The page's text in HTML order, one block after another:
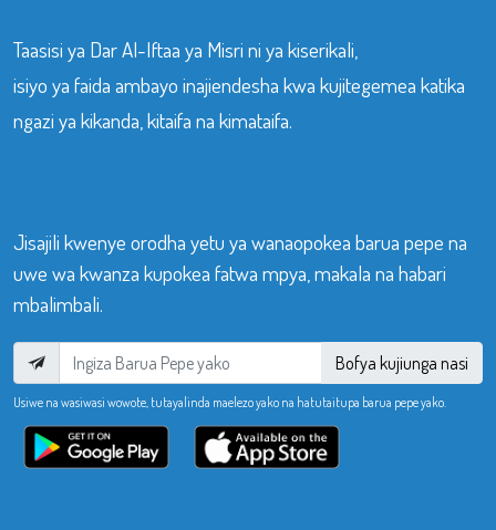
Taasisi ya Dar Al-Iftaa ya Misri ni ya kiserikali,
isiyo ya faida ambayo inajiendesha kwa kujitegemea katika
ngazi ya kikanda, kitaifa na kimataifa.
Jisajili kwenye orodha yetu ya wanaopokea barua pepe na
uwe wa kwanza kupokea fatwa mpya, makala na habari
mbalimbali.
Bofya kujiunga nasi
Usiwe na wasiwasi wowote, tutayalinda maelezo yako na hatutaitupa barua pepe yako.